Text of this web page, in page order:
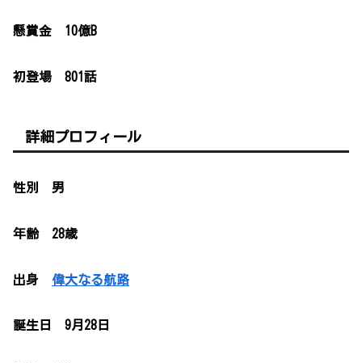
懸賞金 10億B
初登場 801話
詳細プロフィール
性別 男
年齢 28歳
出身 偉大なる航路
誕生日 9月28日